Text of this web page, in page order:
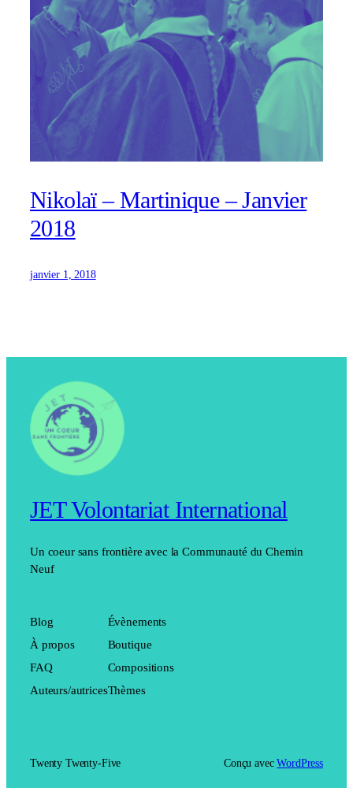
Nikolaï – Martinique – Janvier
2018
janvier 1, 2018
JET Volontariat International
Un coeur sans frontière avec la Communauté du Chemin
Neuf
Blog
À propos
FAQ
Auteurs/autrices
Évènements
Boutique
Compositions
Thèmes
Twenty Twenty-Five Conçu avecWordPress